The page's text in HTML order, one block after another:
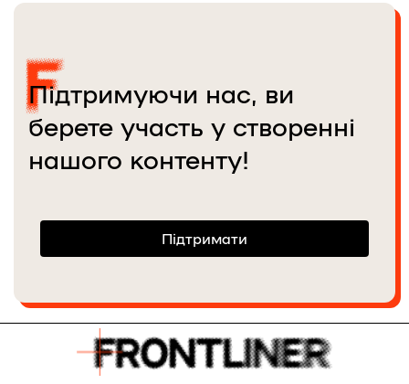
Підтримуючи нас, ви
берете участь у створенні
нашого контенту!
Підтримати